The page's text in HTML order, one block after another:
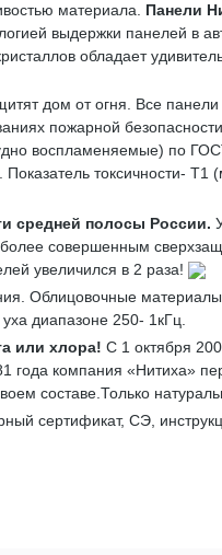
материала. Панели
выдержки панелей в
обладает
дом от огня. Все
пожарной
воспламеняемые) по
токсичности-
средней полосы России.
совершенным
увеличился в 2 раза!
Облицовочные
диапазоне 250- 1кГц.
или хлора! С 1 октября
компания «Нитиха»
составе.Только
сертификат, СЭ,